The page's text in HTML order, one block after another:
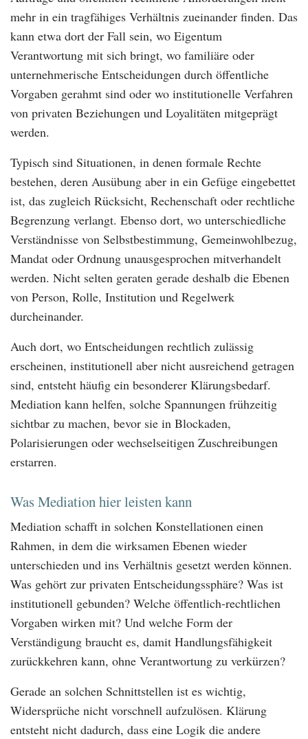
mehr in ein tragfähiges Verhältnis zueinander finden. Das
kann etwa dort der Fall sein, wo Eigentum
Verantwortung mit sich bringt, wo familiäre oder
unternehmerische Entscheidungen durch öffentliche
Vorgaben gerahmt sind oder wo institutionelle Verfahren
von privaten Beziehungen und Loyalitäten mitgeprägt
werden.
Typisch sind Situationen, in denen formale Rechte
bestehen, deren Ausübung aber in ein Gefüge eingebettet
ist, das zugleich Rücksicht, Rechenschaft oder rechtliche
Begrenzung verlangt. Ebenso dort, wo unterschiedliche
Verständnisse von Selbstbestimmung, Gemeinwohlbezug,
Mandat oder Ordnung unausgesprochen mitverhandelt
werden. Nicht selten geraten gerade deshalb die Ebenen
von Person, Rolle, Institution und Regelwerk
durcheinander.
Auch dort, wo Entscheidungen rechtlich zulässig
erscheinen, institutionell aber nicht ausreichend getragen
sind, entsteht häufig ein besonderer Klärungsbedarf.
Mediation kann helfen, solche Spannungen frühzeitig
sichtbar zu machen, bevor sie in Blockaden,
Polarisierungen oder wechselseitigen Zuschreibungen
erstarren.
Was Mediation hier leisten kann
Mediation schafft in solchen Konstellationen einen
Rahmen, in dem die wirksamen Ebenen wieder
unterschieden und ins Verhältnis gesetzt werden können.
Was gehört zur privaten Entscheidungssphäre? Was ist
institutionell gebunden? Welche öffentlich-rechtlichen
Vorgaben wirken mit? Und welche Form der
Verständigung braucht es, damit Handlungsfähigkeit
zurückkehren kann, ohne Verantwortung zu verkürzen?
Gerade an solchen Schnittstellen ist es wichtig,
Widersprüche nicht vorschnell aufzulösen. Klärung
entsteht nicht dadurch, dass eine Logik die andere